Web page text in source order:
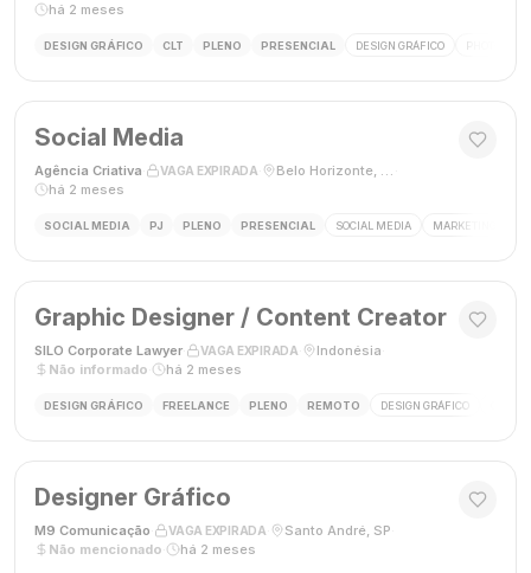
há 2 meses
DESIGN GRÁFICO CLT PLENO PRESENCIAL DESIGN GRÁFICO PHOTOSHOP
Social Media
Agência Criativa VAGA EXPIRADA Belo Horizonte, Brasil
há 2 meses
SOCIAL MEDIA PJ PLENO PRESENCIAL SOCIAL MEDIA MARKETING
Graphic Designer / Content Creator
SILO Corporate Lawyer VAGA EXPIRADA Indonésia
Não informado
há 2 meses
DESIGN GRÁFICO FREELANCE PLENO REMOTO DESIGN GRÁFICO
Designer Gráfico
M9 Comunicação VAGA EXPIRADA Santo André, SP
Não mencionado
há 2 meses